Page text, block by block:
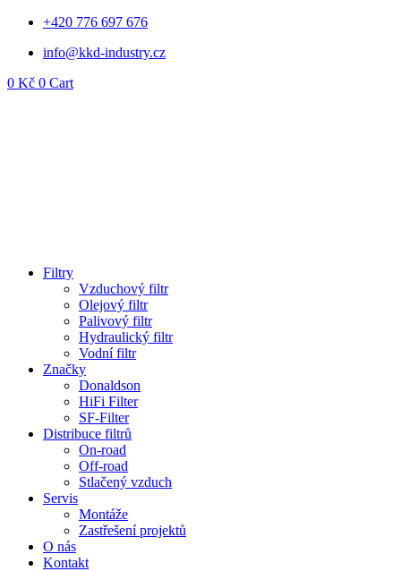
Přejít
obsahu
+420 776 697 676
info@kkd-industry.cz
0 Kč 0 Cart
Filtry
Vzduchový filtr
Olejový filtr
Palivový filtr
Hydraulický filtr
Vodní filtr
Značky
Donaldson
HiFi Filter
SF-Filter
Distribuce filtrů
On-road
Off-road
Stlačený vzduch
Servis
Montáže
Zastřešení projektů
O nás
Kontakt